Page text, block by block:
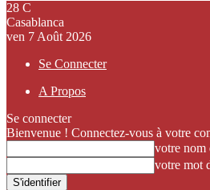
28 C
Casablanca
ven 7 Août 2026
Se Connecter
A Propos
Se connecter
Bienvenue ! Connectez-vous à votre
votre nom
votre mot